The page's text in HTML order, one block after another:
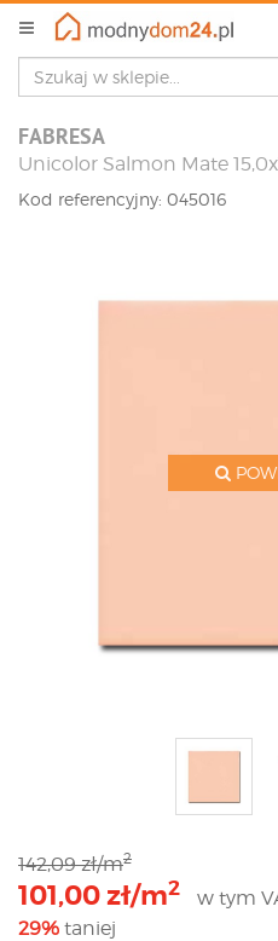
FABRESA
Unicolor Salmon Mate
Kod referencyjny: 045016
142,09 zł/m2
101,00 zł/m2
w tym
29% taniej